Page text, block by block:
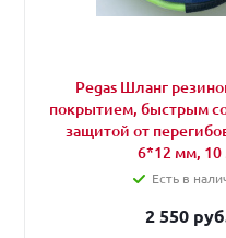
Pegas Шланг
покрытием, быстрым
защитой от
6*12 мм, 10
Есть в
2 550